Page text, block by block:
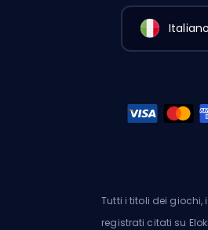
Italiano
Tutti i titoli dei giochi,
registrati citati su